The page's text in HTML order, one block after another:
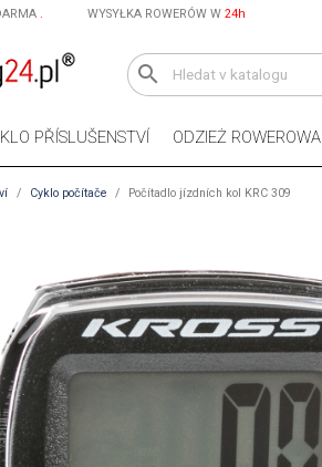
WYSYŁKA ROWERÓW W24h
search
PŘÍSLUŠENSTVÍ ODZIEŻ ROWEROWA
Cyklo počítače Počítadlo jízdních kol KRC 309